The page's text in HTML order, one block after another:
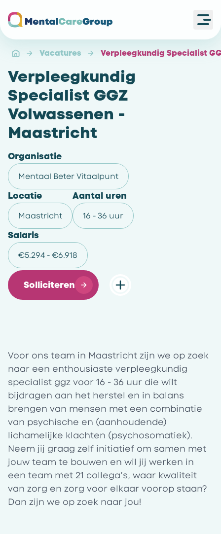
Vacatures Verpleegkundig Specialist
Verpleegkundig
Specialist GGZ
Volwassenen -
Maastricht
Organisatie
Mentaal Beter Vitaalpunt
Locatie
Maastricht
Aantal uren
16 - 36 uur
Salaris
€5.294 - €6.918
Solliciteren
Voor ons team in Maastricht zijn we op zoek
naar een enthousiaste verpleegkundig
specialist ggz voor 16 - 36 uur die wilt
bijdragen aan het herstel en in balans
brengen van mensen met een combinatie
van psychische en (aanhoudende)
lichamelijke klachten (psychosomatiek).
Neem jij graag zelf initiatief om samen met
jouw team te bouwen en wil jij werken in
een team met 21 collega’s, waar kwaliteit
van zorg en zorg voor elkaar voorop staan?
Dan zijn we op zoek naar jou!